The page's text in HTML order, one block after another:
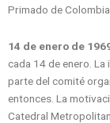
Primado de
14 de enero de
cada 14 de enero. La
parte del comité
entonces. La
Catedral